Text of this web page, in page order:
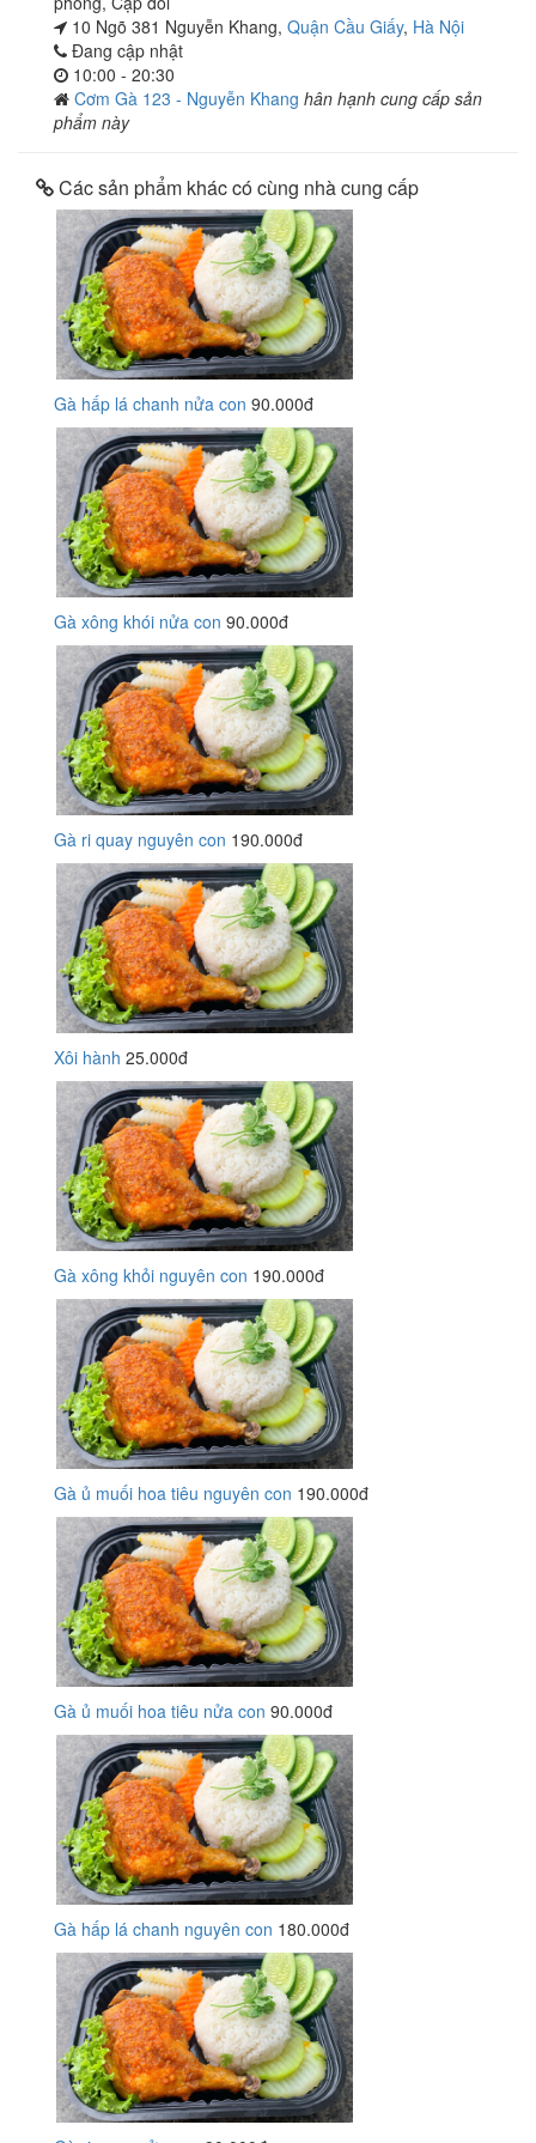
10 Ngõ 381 Nguyễn Khang, Quận Cầu Giấy, Hà Nội
Đang cập nhật
10:00 - 20:30
Cơm Gà 123 - Nguyễn Khang hân hạnh cung cấp sản
phẩm này
Các sản phẩm khác có cùng nhà cung cấp
Gà hấp lá chanh nửa con 90.000đ
Gà xông khói nửa con 90.000đ
Gà ri quay nguyên con 190.000đ
Xôi hành 25.000đ
Gà xông khỏi nguyên con 190.000đ
Gà ủ muối hoa tiêu nguyên con 190.000đ
Gà ủ muối hoa tiêu nửa con 90.000đ
Gà hấp lá chanh nguyên con 180.000đ